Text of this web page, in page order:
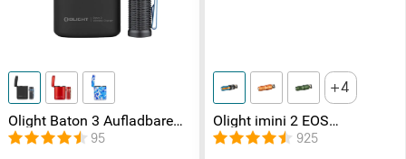
Olight Baton 3 Aufladbare
Taschenlampe Kit mit
Drahtlosem Ladecase
95
4
Olight imini 2 EOS
wiederaufladbare
Taschenlampe mit
925